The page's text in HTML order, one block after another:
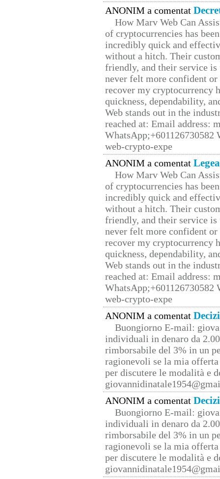
ANONIM a comentat
How Marv Web Can
of cryptocurrencies has
incredibly quick and
without a hitch. Their
friendly, and their service
never felt more confident
recover my cryptocurrency
quickness, dependability,
Web stands out in the
reached at: Email address:
web-crypto-expe
ANONIM a comentat
How Marv Web Can
of cryptocurrencies has
incredibly quick and
without a hitch. Their
friendly, and their service
never felt more confident
recover my cryptocurrency
quickness, dependability,
Web stands out in the
reached at: Email address:
web-crypto-expe
ANONIM a comentat
Buongiorno E-mail:
individuali in denaro da
rimborsabile del 3% in un
ragionevoli se la mia
per discutere le modalità e
ANONIM a comentat
Buongiorno E-mail:
individuali in denaro da
rimborsabile del 3% in un
ragionevoli se la mia
per discutere le modalità e